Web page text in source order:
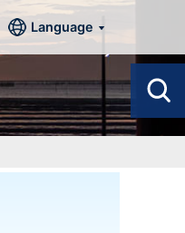
Language